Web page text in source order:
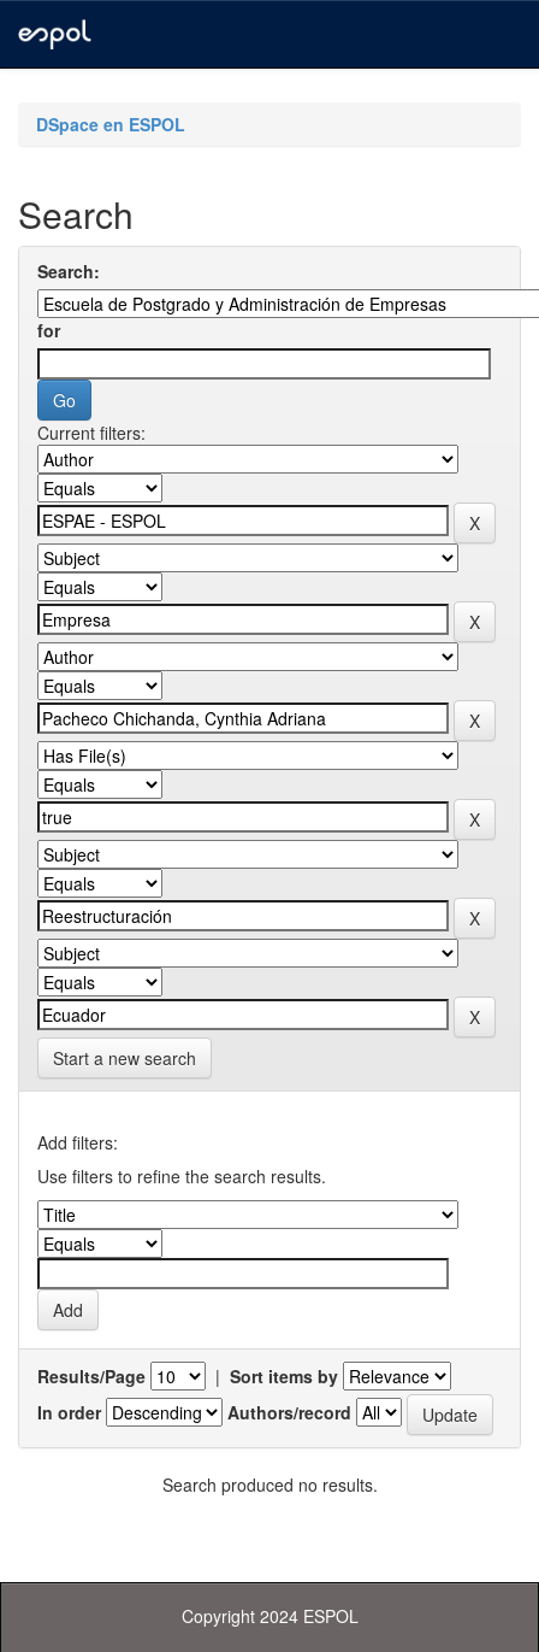
navigationDSpace en ESPOL
Search
Search:
for
Current filters:
Start a new search
Add filters:
Use filters to refine the search results.
Results/Page | Sort items by
In order
Authors/record
Search produced no results.
Copyright 2024 ESPOL